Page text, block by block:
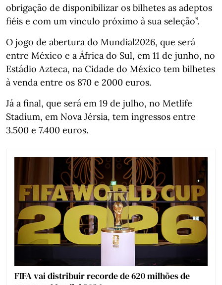
obrigação de disponibilizar os bilhetes as adeptos
fiéis e com um vinculo próximo à sua seleção”.
O jogo de abertura do Mundial2026, que será
entre México e a África do Sul, em 11 de junho, no
Estádio Azteca, na Cidade do México tem bilhetes
à venda entre os 870 e 2000 euros.
Já a final, que será em 19 de julho, no Metlife
Stadium, em Nova Jérsia, tem ingressos entre
3.500 e 7.400 euros.
FIFA vai distribuir recorde de 620 milhões de